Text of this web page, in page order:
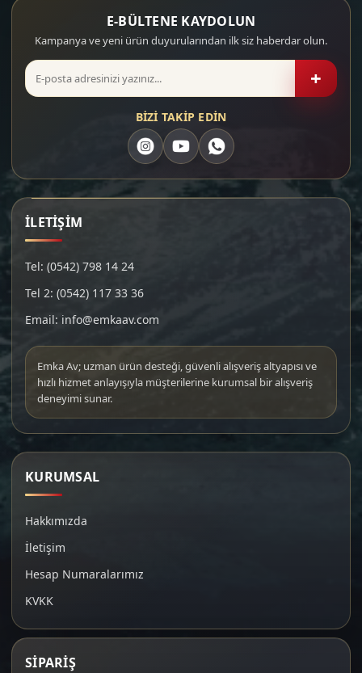
E-BÜLTENE KAYDOLUN
Kampanya ve yeni ürün duyurularından ilk siz haberdar olun.
+
BİZİ TAKİP EDİN
İLETİŞİM
Tel: (0542) 798 14 24
Tel 2: (0542) 117 33 36
Email: info@emkaav.com
Emka Av; uzman ürün desteği, güvenli alışveriş altyapısı ve
hızlı hizmet anlayışıyla müşterilerine kurumsal bir alışveriş
deneyimi sunar.
KURUMSAL
Hakkımızda
İletişim
Hesap Numaralarımız
KVKK
SİPARİŞ